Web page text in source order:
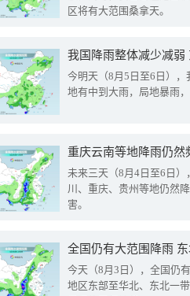
区将有大范围桑拿天。
我国降雨整体减少减弱
今明天（8月5日至6日）
地有中到大雨，局地暴雨
重庆云南等地降雨仍然
未来三天（8月4日至6日
川、重庆、贵州等地仍然
害。
全国仍有大范围降雨
今天（8月3日），全国仍
地区东部至华北、东北一